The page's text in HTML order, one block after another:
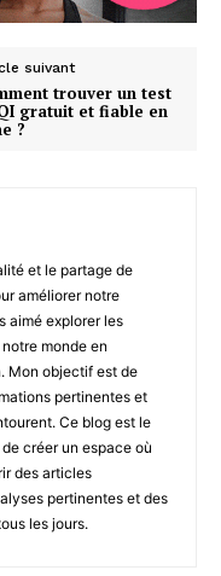
suivant
trouver un test
gratuit et fiable en
?
et le partage de
améliorer notre
aimé explorer les
monde en
Mon objectif est de
pertinentes et
Ce blog est le
créer un espace où
des articles
pertinentes et des
les jours.